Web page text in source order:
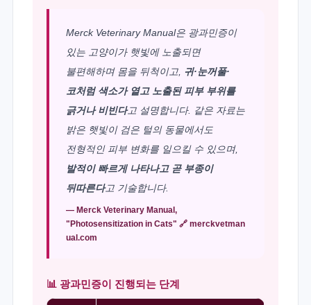
Merck Veterinary Manual은 광과민증이
있는 고양이가 햇빛에 노출되면
불편해하며 몸을 뒤척이고,
귀·눈꺼풀·
코처럼 색소가 옅고 노출된 피부 부위를
긁거나 비빈다고 설명합니다. 같은 자료는
밝은 햇빛이 검은 털의 동물에서도
전형적인 피부 변화를 일으킬 수 있으며,
발적이 빠르게 나타나고 곧 부종이
뒤따른다고 기술합니다.
— Merck Veterinary Manual,
"Photosensitization in Cats" 🔗 merckvetman
ual.com
📊 광과민증이 진행되는 단계